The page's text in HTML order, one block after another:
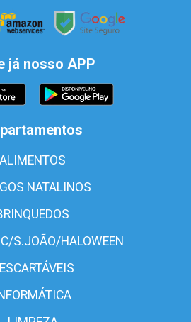
já nosso APP
ALIMENTOS
NATALINOS
S.JOÃO/HALOWEEN